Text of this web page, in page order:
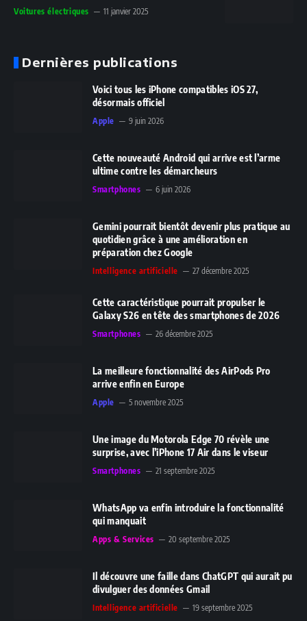
Voitures électriques 11 janvier 2025
Dernières publications
Voici tous les iPhone compatibles iOS 27,
désormais officiel
Apple 9 juin 2026
Cette nouveauté Android qui arrive est l’arme
ultime contre les démarcheurs
Smartphones 6 juin 2026
Gemini pourrait bientôt devenir plus pratique au
quotidien grâce à une amélioration en
préparation chez Google
Intelligence artificielle 27 décembre 2025
Cette caractéristique pourrait propulser le
Galaxy S26 en tête des smartphones de 2026
Smartphones 26 décembre 2025
La meilleure fonctionnalité des AirPods Pro
arrive enfin en Europe
Apple 5 novembre 2025
Une image du Motorola Edge 70 révèle une
surprise, avec l’iPhone 17 Air dans le viseur
Smartphones 21 septembre 2025
WhatsApp va enfin introduire la fonctionnalité
qui manquait
Apps & Services 20 septembre 2025
Il découvre une faille dans ChatGPT qui aurait pu
divulguer des données Gmail
Intelligence artificielle 19 septembre 2025